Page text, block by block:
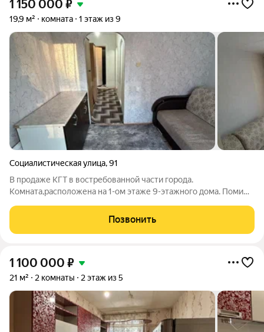
1 150 000 ₽
19,9 м² комната 1 этаж из 9
Социалистическая улица,91
В продаже КГТ в востребованной части города.
Комната,расположена на 1-ом этаже 9-этажного дома. Помимо
кухня. В комнате выполнен свежий косметический ремонт.
Мебель в комнате остается. Площадь
Позвонить
1 100 000 ₽
21 м² 2 комнаты 2 этаж из 5